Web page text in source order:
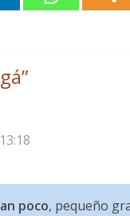
”
poco, pequeño